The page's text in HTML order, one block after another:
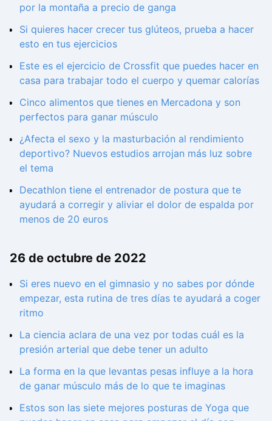
por la montaña a precio de ganga
Si quieres hacer crecer tus glúteos, prueba a hacer
esto en tus ejercicios
Este es el ejercicio de Crossfit que puedes hacer en
casa para trabajar todo el cuerpo y quemar calorías
Cinco alimentos que tienes en Mercadona y son
perfectos para ganar músculo
¿Afecta el sexo y la masturbación al rendimiento
deportivo? Nuevos estudios arrojan más luz sobre
el tema
Decathlon tiene el entrenador de postura que te
ayudará a corregir y aliviar el dolor de espalda por
menos de 20 euros
26 de octubre de 2022
Si eres nuevo en el gimnasio y no sabes por dónde
empezar, esta rutina de tres días te ayudará a coger
ritmo
La ciencia aclara de una vez por todas cuál es la
presión arterial que debe tener un adulto
La forma en la que levantas pesas influye a la hora
de ganar músculo más de lo que te imaginas
Estos son las siete mejores posturas de Yoga que